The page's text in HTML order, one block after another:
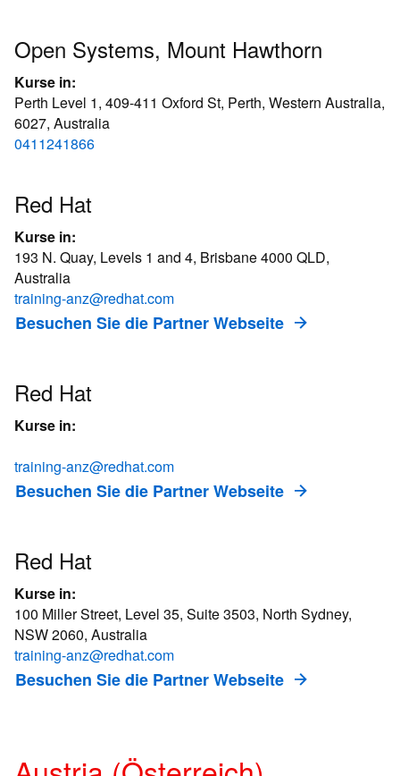
Open Systems, Mount Hawthorn
Kurse in:
Perth Level 1, 409-411 Oxford St, Perth, Western Australia,
6027, Australia
0411241866
Red Hat
Kurse in:
193 N. Quay, Levels 1 and 4, Brisbane 4000 QLD,
Australia
training-anz@redhat.com
Besuchen Sie die Partner Webseite
Red Hat
Kurse in:
training-anz@redhat.com
Besuchen Sie die Partner Webseite
Red Hat
Kurse in:
100 Miller Street, Level 35, Suite 3503, North Sydney,
NSW 2060, Australia
training-anz@redhat.com
Besuchen Sie die Partner Webseite